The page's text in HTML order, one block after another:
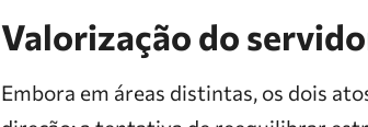
Valorização do
Embora em áreas distintas, os dois